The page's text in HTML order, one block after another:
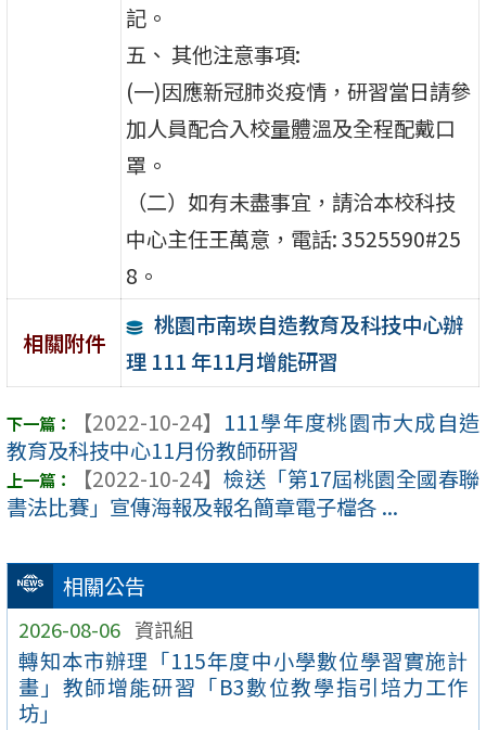
相關公告
2026-08-06 資訊組
轉知本市辦理「115年度中小學數位學習實施計
畫」教師增能研習「B3數位教學指引培力工作
坊」
記。
五、 其他注意事項:
(一)因應新冠肺炎疫情，研習當日請參
加人員配合入校量體溫及全程配戴口
罩。
（二）如有未盡事宜，請洽本校科技
中心主任王萬意，電話: 3525590#25
8。
相關附件
桃園市南崁自造教育及科技中心辦
理 111 年11月增能研習
【2022-10-24】 111學年度桃園市大成自造
教育及科技中心11月份教師研習
【2022-10-24】 檢送「第17屆桃園全國春聯
書法比賽」宣傳海報及報名簡章電子檔各 ...